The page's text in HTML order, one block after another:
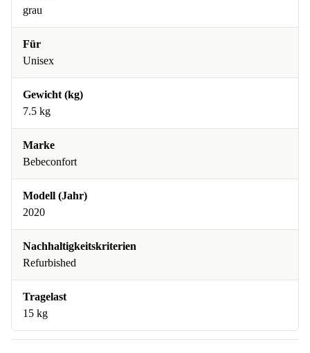
grau
Für
Unisex
Gewicht (kg)
7.5 kg
Marke
Bebeconfort
Modell (Jahr)
2020
Nachhaltigkeitskriterien
Refurbished
Tragelast
15 kg